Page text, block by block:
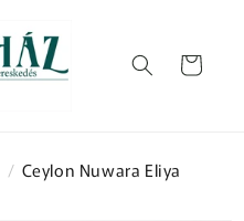
Kosár
/ Ceylon Nuwara Eliya